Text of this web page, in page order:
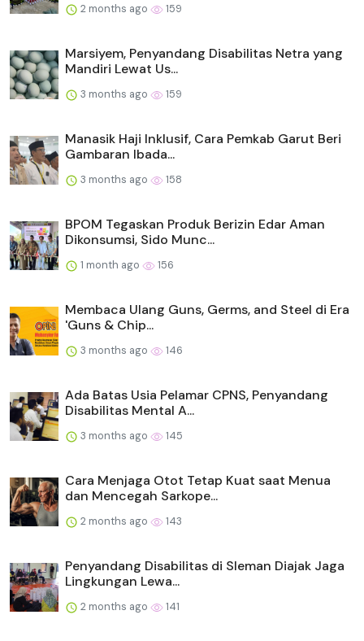
2 months ago 159
Marsiyem, Penyandang Disabilitas Netra yang
Mandiri Lewat Us...
3 months ago 159
Manasik Haji Inklusif, Cara Pemkab Garut Beri
Gambaran Ibada...
3 months ago 158
BPOM Tegaskan Produk Berizin Edar Aman
Dikonsumsi, Sido Munc...
1 month ago 156
Membaca Ulang Guns, Germs, and Steel di Era
'Guns & Chip...
3 months ago 146
Ada Batas Usia Pelamar CPNS, Penyandang
Disabilitas Mental A...
3 months ago 145
Cara Menjaga Otot Tetap Kuat saat Menua
dan Mencegah Sarkope...
2 months ago 143
Penyandang Disabilitas di Sleman Diajak Jaga
Lingkungan Lewa...
2 months ago 141